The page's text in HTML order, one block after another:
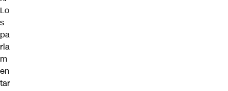
Lo
s
pa
rla
m
en
tar